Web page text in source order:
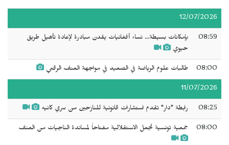
12/07/2026
08:59
بإمكانات بسيطة... نساء أفغانيات يقدن مبادرة لإعادة تأهيل طريق
حيوي
08:00 طالبات علوم الرياضة في الصعيد في مواجهة العنف الرقمي
11/07/2026
08:25 رابطة "دار" تقدم استشارات قانونية للنازحين من سري كانيه
08:00 جمعية تونسية تجعل الاستقلالية مفتاحاً لمساندة الناجيات من العنف